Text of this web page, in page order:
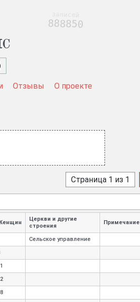
Отзывы О проекте
Страница 1 из 1
Церкви и другие
строения
Примечание
Сельское управление
888850